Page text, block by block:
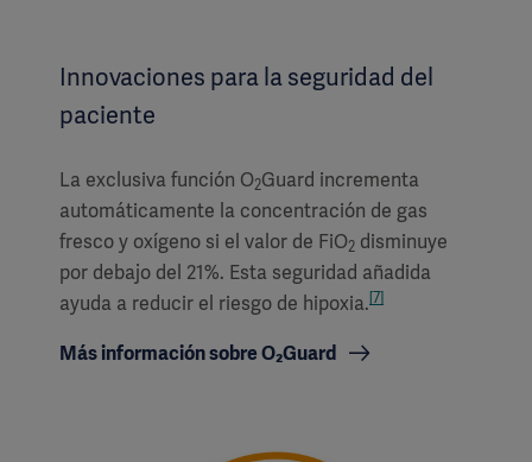
Innovaciones para la seguridad del
paciente
La exclusiva función O2Guard incrementa
automáticamente la concentración de gas
fresco y oxígeno si el valor de FiO2 disminuye
por debajo del 21%. Esta seguridad añadida
ayuda a reducir el riesgo de hipoxia.[7]
Más información sobre O₂Guard